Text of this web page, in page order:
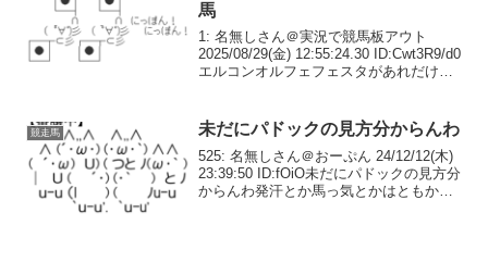
馬
1: 名無しさん＠実況で競馬板アウト
2025/08/29(金) 12:55:24.30 ID:Cwt3R9/d0
エルコンオルフェフェスタがあれだけや
競走馬 未だにパドックの見方分からんわ
525: 名無しさん＠おーぷん 24/12/12(木)
23:39:50 ID:fOiO未だにパドックの見方分
からんわ発汗とか馬っ気とかはともかく